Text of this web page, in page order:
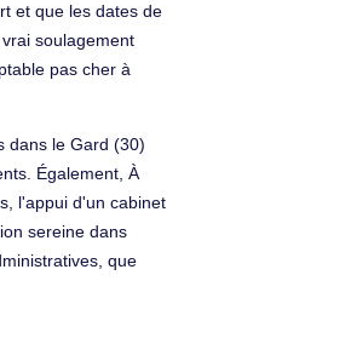
et que les dates de
soulagement
pas cher à
dans le Gard (30)
Également, À
l'appui d'un cabinet
sereine dans
que